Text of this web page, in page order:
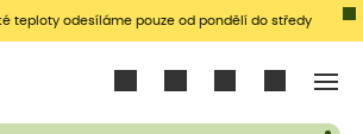
teploty odesíláme pouze od pondělí do středy